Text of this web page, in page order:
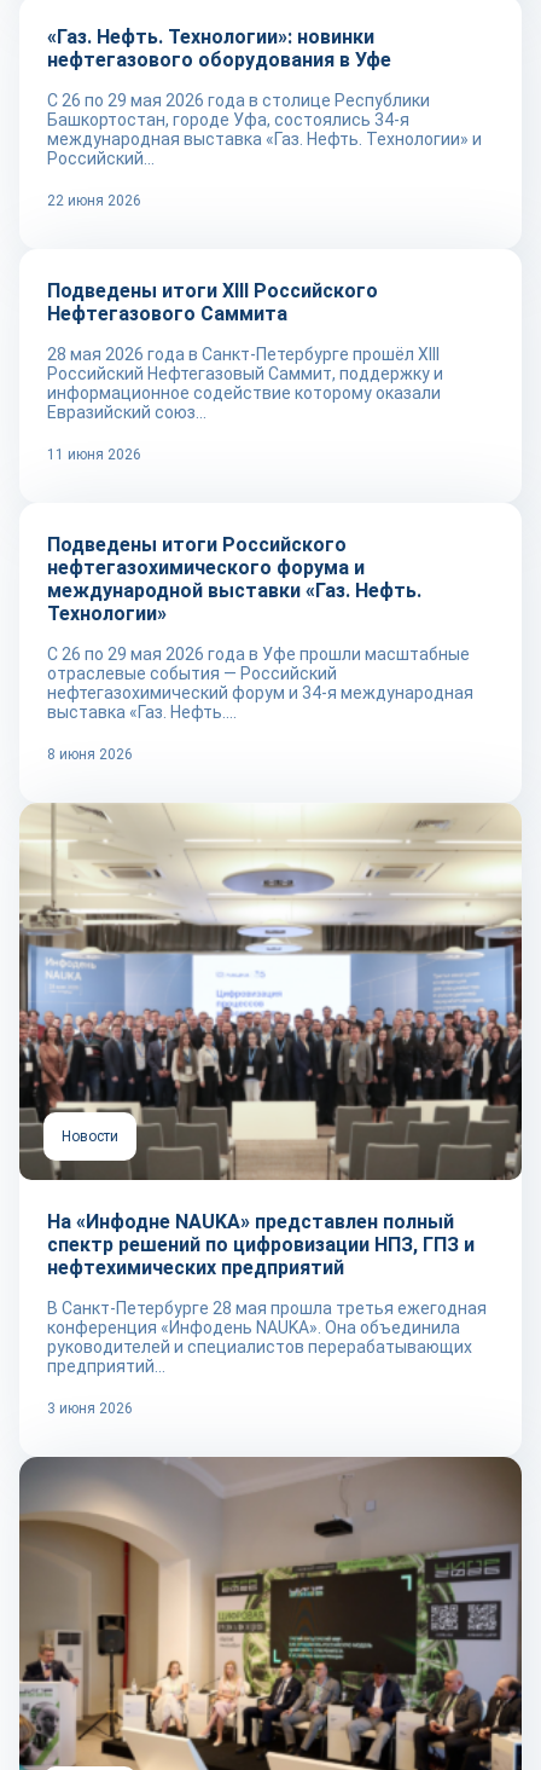
«Газ. Нефть. Технологии»: новинки
нефтегазового оборудования в Уфе
С 26 по 29 мая 2026 года в столице Республики
Башкортостан, городе Уфа, состоялись 34-я
международная выставка «Газ. Нефть. Технологии» и
Российский...
22 июня 2026
Новости
Подведены итоги XIII Российского
Нефтегазового Саммита
28 мая 2026 года в Санкт-Петербурге прошёл XIII
Российский Нефтегазовый Саммит, поддержку и
информационное содействие которому оказали
Евразийский союз...
11 июня 2026
Новости
Подведены итоги Российского
нефтегазохимического форума и
международной выставки «Газ. Нефть.
Технологии»
С 26 по 29 мая 2026 года в Уфе прошли масштабные
отраслевые события — Российский
нефтегазохимический форум и 34-я международная
выставка «Газ. Нефть....
8 июня 2026
Новости
На «Инфодне NAUKA» представлен полный
спектр решений по цифровизации НПЗ, ГПЗ и
нефтехимических предприятий
В Санкт-Петербурге 28 мая прошла третья ежегодная
конференция «Инфодень NAUKA». Она объединила
руководителей и специалистов перерабатывающих
предприятий...
3 июня 2026